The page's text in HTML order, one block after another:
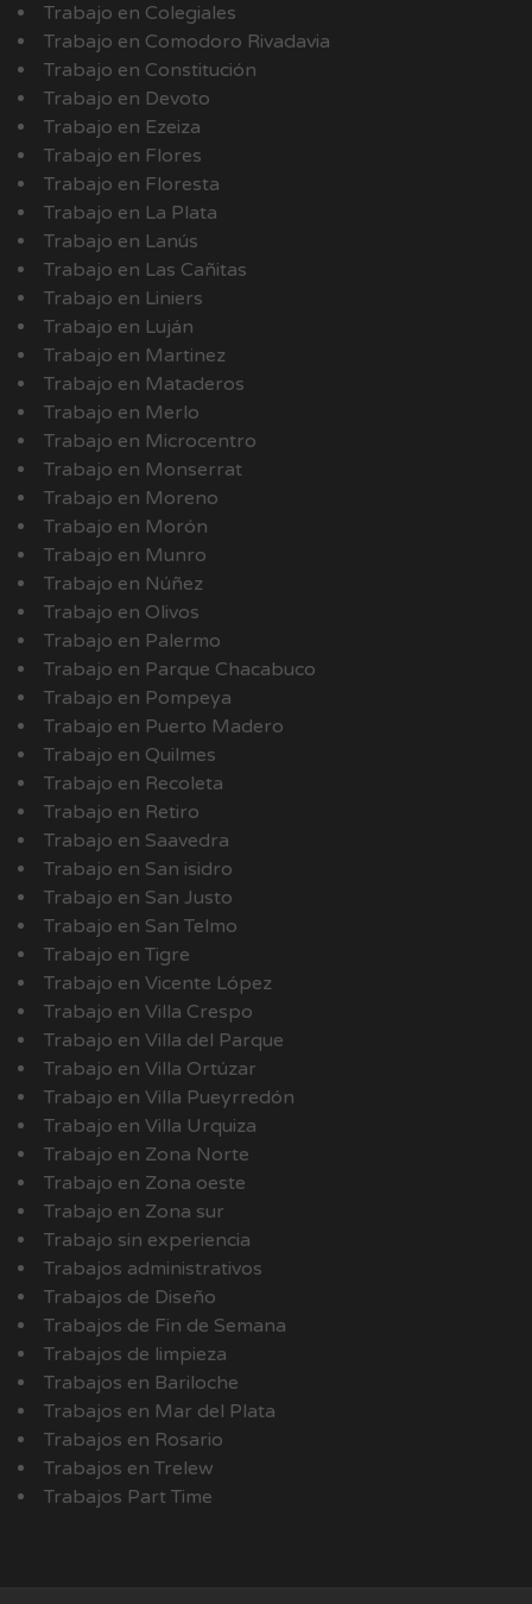
Trabajo en Colegiales
Trabajo en Comodoro Rivadavia
Trabajo en Constitución
Trabajo en Devoto
Trabajo en Ezeiza
Trabajo en Flores
Trabajo en Floresta
Trabajo en La Plata
Trabajo en Lanús
Trabajo en Las Cañitas
Trabajo en Liniers
Trabajo en Luján
Trabajo en Martinez
Trabajo en Mataderos
Trabajo en Merlo
Trabajo en Microcentro
Trabajo en Monserrat
Trabajo en Moreno
Trabajo en Morón
Trabajo en Munro
Trabajo en Núñez
Trabajo en Olivos
Trabajo en Palermo
Trabajo en Parque Chacabuco
Trabajo en Pompeya
Trabajo en Puerto Madero
Trabajo en Quilmes
Trabajo en Recoleta
Trabajo en Retiro
Trabajo en Saavedra
Trabajo en San isidro
Trabajo en San Justo
Trabajo en San Telmo
Trabajo en Tigre
Trabajo en Vicente López
Trabajo en Villa Crespo
Trabajo en Villa del Parque
Trabajo en Villa Ortúzar
Trabajo en Villa Pueyrredón
Trabajo en Villa Urquiza
Trabajo en Zona Norte
Trabajo en Zona oeste
Trabajo en Zona sur
Trabajo sin experiencia
Trabajos administrativos
Trabajos de Diseño
Trabajos de Fin de Semana
Trabajos de limpieza
Trabajos en Bariloche
Trabajos en Mar del Plata
Trabajos en Rosario
Trabajos en Trelew
Trabajos Part Time